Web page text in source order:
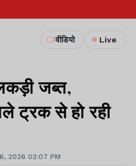
वीडियो Live
जब्त,
ट्रक से हो रही
2026 02:07 PM